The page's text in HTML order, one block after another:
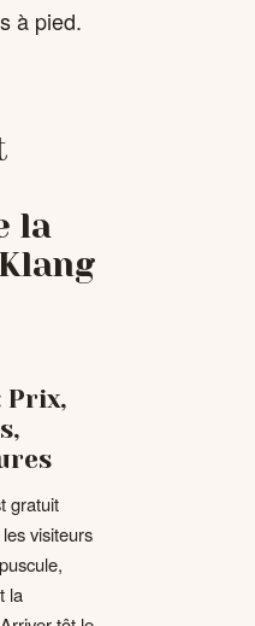
à pied.
la
Prix,
gratuit
visiteurs
la